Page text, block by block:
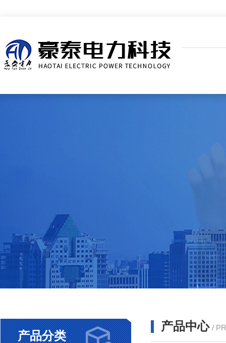
产品分类
产品中心 /